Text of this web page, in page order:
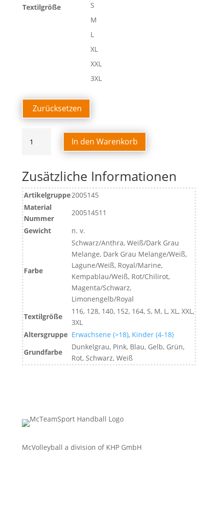
Textilgröße
S
M
L
XL
XXL
3XL
Zurücksetzen
In den Warenkorb
Zusätzliche Informationen
Artikelgruppe2005145
Material
Nummer
200514511
Gewicht
n. v.
Farbe
Schwarz/Anthra, Weiß/Dark Grau
Melange, Dark Grau Melange/Weiß,
Lagune/Weiß, Royal/Marine,
Kempablau/Weiß, Rot/Chilirot,
Magenta/Schwarz,
Limonengelb/Royal
Textilgröße
116, 128, 140, 152, 164, S, M, L, XL, XXL,
3XL
Altersgruppe Erwachsene (>18), Kinder (4-18)
Grundfarbe
Dunkelgrau, Pink, Blau, Gelb, Grün,
Rot, Schwarz, Weiß
McVolleyball a division of KHP GmbH